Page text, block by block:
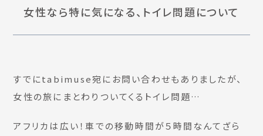
女性なら特に気になる、トイレ問題について
すでにtabimuse宛にお問い合わせもありましたが、
女性の旅にまとわりついてくるトイレ問題…
アフリカは広い！車での移動時間が５時間なんてざら